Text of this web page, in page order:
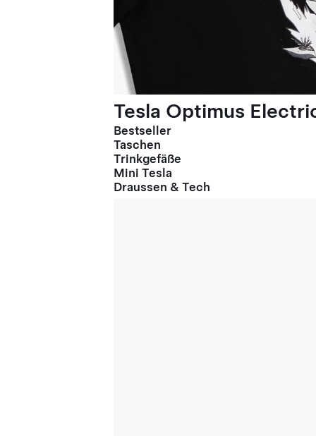
Tesla Optimus
Bestseller
Taschen
Trinkgefäße
Mini Tesla
Draussen & Tech